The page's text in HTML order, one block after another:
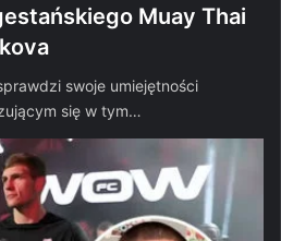
Muay Thai
swoje umiejętności
się w tym…